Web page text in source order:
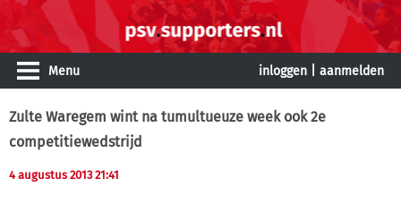
Menu inloggen aanmelden
Zulte Waregem wint na tumultueuze week ook 2e
competitiewedstrijd
4 augustus 2013 21:41